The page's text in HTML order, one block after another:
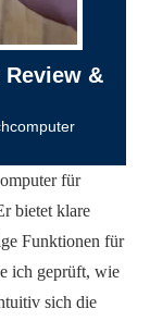
&
für
bietet klare
Funktionen für
ich geprüft, wie
sich die